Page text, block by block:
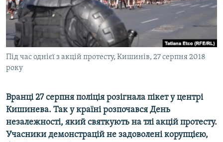
СПЕЦПРОЄКТИ
ПОДКАСТИ
РУС
КТАТ
ДОЛУЧАЙСЯ!
Під час однієї з акцій протесту, Кишинів, 27 серпня 2018
року
Вранці 27 серпня поліція розігнала пікет у центрі
Кишинева. Так у країні розпочався День
незалежності, який святкують на тлі акцій протесту.
Учасники демонстрацій не задоволені корупцією,